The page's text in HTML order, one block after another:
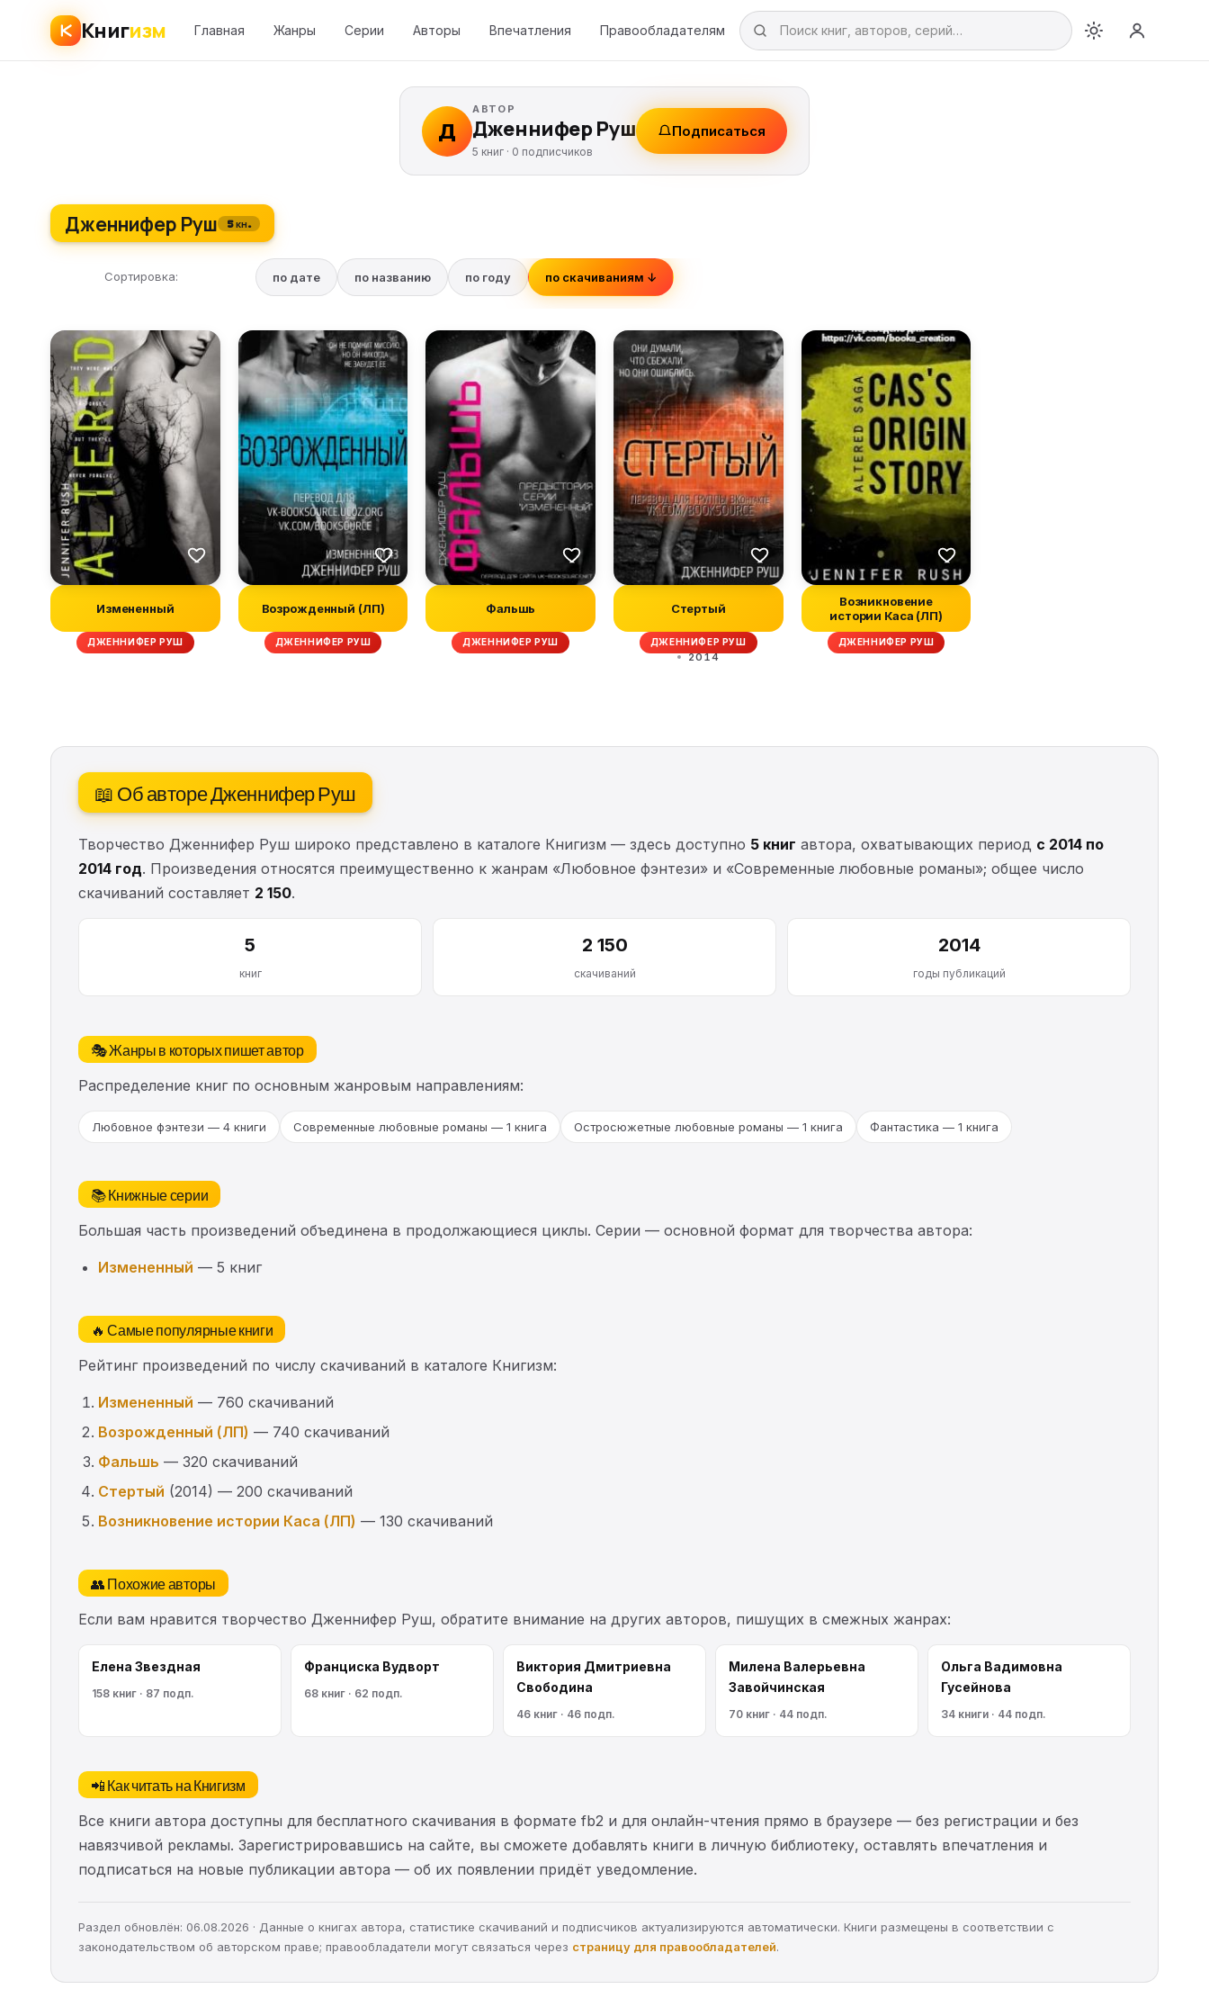
Книгизм Главная Жанры Серии Авторы Впечатления Правообладателям
Д
АВТОР
Дженнифер Руш
5 книг · 0 подписчиков
Подписаться
Дженнифер Руш 5 кн.
Сортировка: по дате по названию по году по скачиваниям ↓
Измененный
ДЖЕННИФЕР РУШ
Возрожденный (ЛП)
ДЖЕННИФЕР РУШ
Фальшь
ДЖЕННИФЕР РУШ
Стертый
ДЖЕННИФЕР РУШ
2014
Возникновение
истории Каса (ЛП)
ДЖЕННИФЕР РУШ
📖 Об авторе Дженнифер Руш
Творчество Дженнифер Руш широко представлено в каталоге Книгизм — здесь доступно 5 книг автора, охватывающих период с 2014 по
2014 год. Произведения относятся преимущественно к жанрам «Любовное фэнтези» и «Современные любовные романы»; общее число
скачиваний составляет 2 150.
5
книг
2 150
скачиваний
2014
годы публикаций
🎭 Жанры в которых пишет автор
Распределение книг по основным жанровым направлениям:
Любовное фэнтези — 4 книги Современные любовные романы — 1 книга Остросюжетные любовные романы — 1 книга Фантастика — 1 книга
📚 Книжные серии
Большая часть произведений объединена в продолжающиеся циклы. Серии — основной формат для творчества автора:
Измененный — 5 книг
🔥 Самые популярные книги
Рейтинг произведений по числу скачиваний в каталоге Книгизм:
Измененный — 760 скачиваний
Возрожденный (ЛП) — 740 скачиваний
Фальшь — 320 скачиваний
Стертый (2014) — 200 скачиваний
Возникновение истории Каса (ЛП) — 130 скачиваний
👥 Похожие авторы
Если вам нравится творчество Дженнифер Руш, обратите внимание на других авторов, пишущих в смежных жанрах:
Елена Звездная
158 книг · 87 подп.
Франциска Вудворт
68 книг · 62 подп.
Виктория Дмитриевна
Свободина
46 книг · 46 подп.
Милена Валерьевна
Завойчинская
70 книг · 44 подп.
Ольга Вадимовна
Гусейнова
34 книги · 44 подп.
📲 Как читать на Книгизм
Все книги автора доступны для бесплатного скачивания в формате fb2 и для онлайн-чтения прямо в браузере — без регистрации и без
навязчивой рекламы. Зарегистрировавшись на сайте, вы сможете добавлять книги в личную библиотеку, оставлять впечатления и
подписаться на новые публикации автора — об их появлении придёт уведомление.
Раздел обновлён: 06.08.2026 · Данные о книгах автора, статистике скачиваний и подписчиков актуализируются автоматически. Книги размещены в соответствии с
законодательством об авторском праве; правообладатели могут связаться через страницу для правообладателей.